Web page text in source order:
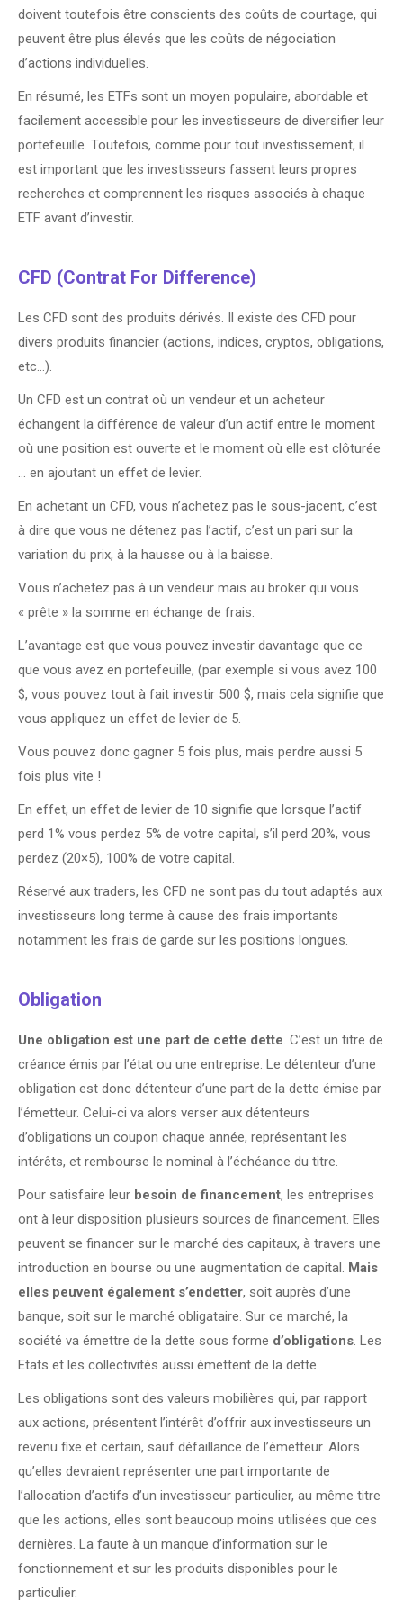
doivent toutefois être conscients des coûts de courtage, qui
peuvent être plus élevés que les coûts de négociation
d’actions individuelles.
En résumé, les ETFs sont un moyen populaire, abordable et
facilement accessible pour les investisseurs de diversifier leur
portefeuille. Toutefois, comme pour tout investissement, il
est important que les investisseurs fassent leurs propres
recherches et comprennent les risques associés à chaque
ETF avant d’investir.
CFD (Contrat For Difference)
Les CFD sont des produits dérivés. Il existe des CFD pour
divers produits financier (actions, indices, cryptos, obligations,
etc…).
Un CFD est un contrat où un vendeur et un acheteur
échangent la différence de valeur d’un actif entre le moment
où une position est ouverte et le moment où elle est clôturée
… en ajoutant un effet de levier.
En achetant un CFD, vous n’achetez pas le sous-jacent, c’est
à dire que vous ne détenez pas l’actif, c’est un pari sur la
variation du prix, à la hausse ou à la baisse.
Vous n’achetez pas à un vendeur mais au broker qui vous
« prête » la somme en échange de frais.
L’avantage est que vous pouvez investir davantage que ce
que vous avez en portefeuille, (par exemple si vous avez 100
$, vous pouvez tout à fait investir 500 $, mais cela signifie que
vous appliquez un effet de levier de 5.
Vous pouvez donc gagner 5 fois plus, mais perdre aussi 5
fois plus vite !
En effet, un effet de levier de 10 signifie que lorsque l’actif
perd 1% vous perdez 5% de votre capital, s’il perd 20%, vous
perdez (20×5), 100% de votre capital.
Réservé aux traders, les CFD ne sont pas du tout adaptés aux
investisseurs long terme à cause des frais importants
notamment les frais de garde sur les positions longues.
Obligation
Une obligation est une part de cette dette. C’est un titre de
créance émis par l’état ou une entreprise. Le détenteur d’une
obligation est donc détenteur d’une part de la dette émise par
l’émetteur. Celui-ci va alors verser aux détenteurs
d’obligations un coupon chaque année, représentant les
intérêts, et rembourse le nominal à l’échéance du titre.
Pour satisfaire leur besoin de financement, les entreprises
ont à leur disposition plusieurs sources de financement. Elles
peuvent se financer sur le marché des capitaux, à travers une
introduction en bourse ou une augmentation de capital. Mais
elles peuvent également s’endetter, soit auprès d’une
banque, soit sur le marché obligataire. Sur ce marché, la
société va émettre de la dette sous forme d’obligations. Les
Etats et les collectivités aussi émettent de la dette.
Les obligations sont des valeurs mobilières qui, par rapport
aux actions, présentent l’intérêt d’offrir aux investisseurs un
revenu fixe et certain, sauf défaillance de l’émetteur. Alors
qu’elles devraient représenter une part importante de
l’allocation d’actifs d’un investisseur particulier, au même titre
que les actions, elles sont beaucoup moins utilisées que ces
dernières. La faute à un manque d’information sur le
fonctionnement et sur les produits disponibles pour le
particulier.